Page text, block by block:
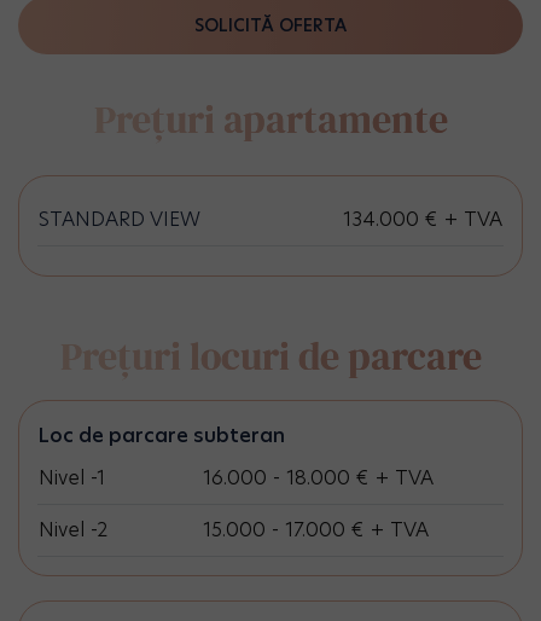
SOLICITĂ OFERTA
Prețuri apartamente
STANDARD VIEW 134.000 € + TVA
Prețuri locuri de parcare
Loc de parcare subteran
Nivel -1
16.000 - 18.000 € + TVA
Nivel -2
15.000 - 17.000 € + TVA